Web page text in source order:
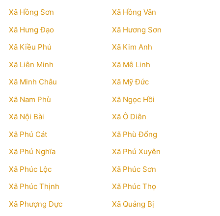
Xã Hồng Sơn
Xã Hồng Vân
Xã Hưng Đạo
Xã Hương Sơn
Xã Kiều Phú
Xã Kim Anh
Xã Liên Minh
Xã Mê Linh
Xã Minh Châu
Xã Mỹ Đức
Xã Nam Phù
Xã Ngọc Hồi
Xã Nội Bài
Xã Ô Diên
Xã Phú Cát
Xã Phù Đổng
Xã Phú Nghĩa
Xã Phú Xuyên
Xã Phúc Lộc
Xã Phúc Sơn
Xã Phúc Thịnh
Xã Phúc Thọ
Xã Phượng Dực
Xã Quảng Bị